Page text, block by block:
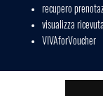
recupero
visualizza ricevuta
VIVAforVoucher